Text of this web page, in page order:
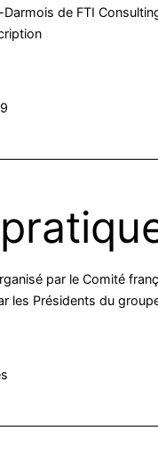
de FTI
par le Comité
les Présidents du